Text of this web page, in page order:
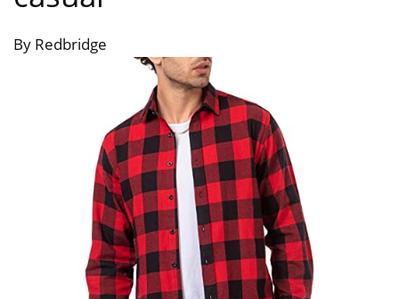
By Redbridge